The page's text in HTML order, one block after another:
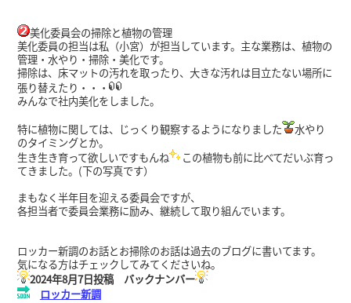
美化委員会の掃除と植物の管理
美化委員の担当は私（小宮）が担当しています。 主な業務は、植物の
管理・水やり・掃除・美化です。
掃除は、床マットの汚れを取ったり、大きな汚れは目立たない場所に
張り替えたり・・・
みんなで社内美化をしました。
特に植物に関しては、じっくり観察するようになりました
水やり
のタイミングとか。
生き生き育って欲しいですもんね
この植物も前に比べてだいぶ育っ
てきました。(下の写真です）
まもなく半年目を迎える委員会ですが、
各担当者で委員会業務に励み、継続して取り組んでいます。
ロッカー新調のお話とお掃除のお話は過去のブログに書いてます。
気になる方はチェックしてみてくださいね。
2024年8月7日投稿 バックナンバー
ロッカー新調